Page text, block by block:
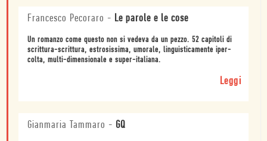
Francesco Pecoraro - Le parole e le cose
Un romanzo come questo non si vedeva da un pezzo. 52 capitoli di
scrittura-scrittura, estrosissima, umorale, linguisticamente iper-
colta, multi-dimensionale e super-italiana.
Leggi
Gianmaria Tammaro - GQ